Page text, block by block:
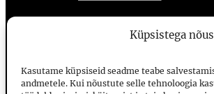
Küpsistega
Kasutame küpsiseid seadme teabe
andmetele. Kui nõustute selle tehnoloogia
Vikerkaar